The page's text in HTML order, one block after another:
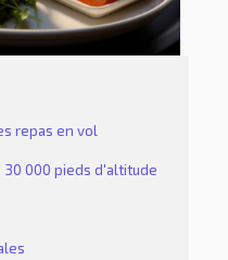
repas en vol
30 000 pieds d'altitude